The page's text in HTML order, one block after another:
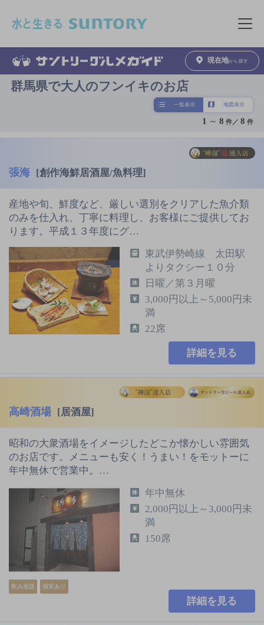
メニュ
現在地から探す
群馬県で大人のフンイキのお店
一覧表示 地図表示
1 ～ 8 件／8 件
張海 [創作海鮮居酒屋/魚料理]
産地や旬、鮮度など、厳しい選別をクリアした魚介類
のみを仕入れ、丁寧に料理し、お客様にご提供してお
ります。平成１３年度にグ…
東武伊勢崎線 太田駅
よりタクシー１０分
日曜／第３月曜
3,000円以上～5,000円未
満
22席
詳細を見る
高崎酒場 [居酒屋]
昭和の大衆酒場をイメージしたどこか懐かしい雰囲気
のお店です。メニューも安く！うまい！をモットーに
年中無休で営業中。…
飲み放題 個室あり
年中無休
2,000円以上～3,000円未
満
150席
詳細を見る